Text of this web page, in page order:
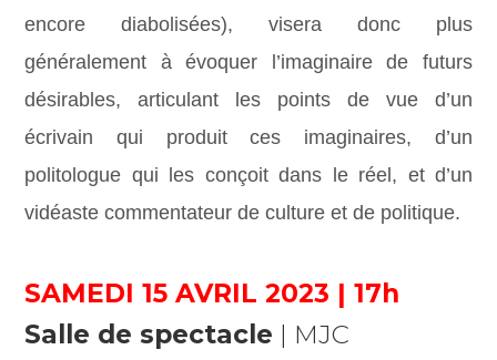
encore diabolisées), visera donc plus
généralement à évoquer l’imaginaire de futurs
désirables, articulant les points de vue d’un
écrivain qui produit ces imaginaires, d’un
politologue qui les conçoit dans le réel, et d’un
vidéaste commentateur de culture et de politique.
SAMEDI 15 AVRIL 2023 | 17h
Salle de spectacle | MJC